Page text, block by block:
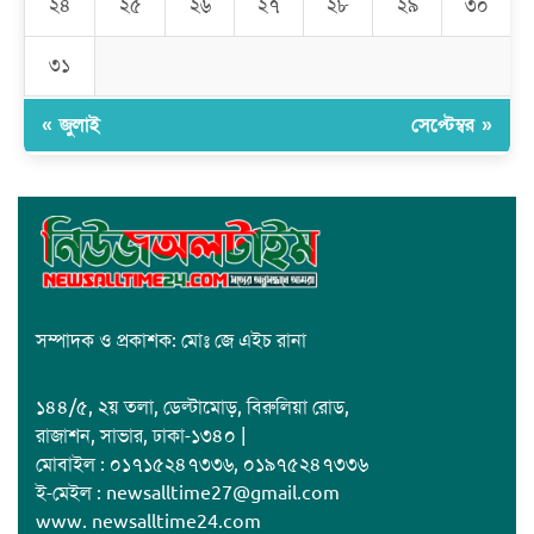
জাবাল-ই-নূর মডেল মাদ্রাসায় ১২তম বার্ষিক পুরস্কার বিতরণ ও বালিকা
২৪ ২৫ ২৬ ২৭ ২৮ ২৯ ৩০
৩১
« জুলাই সেপ্টেম্বর »
সম্পাদক ও প্রকাশক: মোঃ জে এইচ রানা
১৪৪/৫, ২য় তলা, ডেল্টামোড়, বিরুলিয়া রোড,
রাজাশন, সাভার, ঢাকা-১৩৪০ |
মোবাইল : ০১৭১৫২৪৭৩৩৬, ০১৯৭৫২৪৭৩৩৬
ই-মেইল : newsalltime27@gmail.com
www. newsalltime24.com